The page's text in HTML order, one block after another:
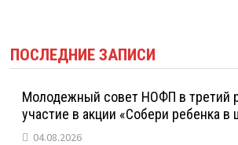
ПОСЛЕДНИЕ ЗАПИСИ
Молодежный совет НОФП в третий
участие в акции «Собери ребенка в
04.08.2026